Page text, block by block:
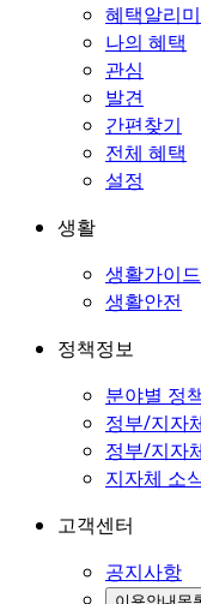
혜택알리
나의 혜택
관심
발견
간편찾기
전체 혜택
설정
생활
생활가이드
생활안전
정책정보
분야별 정
정부/지자
정부/지자
지자체 소
고객센터
공지사항